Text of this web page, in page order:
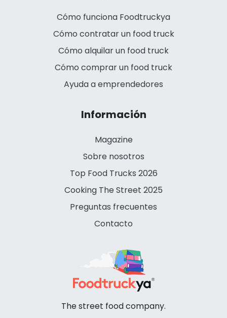
Cómo funciona Foodtruckya
Cómo contratar un food truck
Cómo alquilar un food truck
Cómo comprar un food truck
Ayuda a emprendedores
Información
Magazine
Sobre nosotros
Top Food Trucks 2026
Cooking The Street 2025
Preguntas frecuentes
Contacto
The street food company.